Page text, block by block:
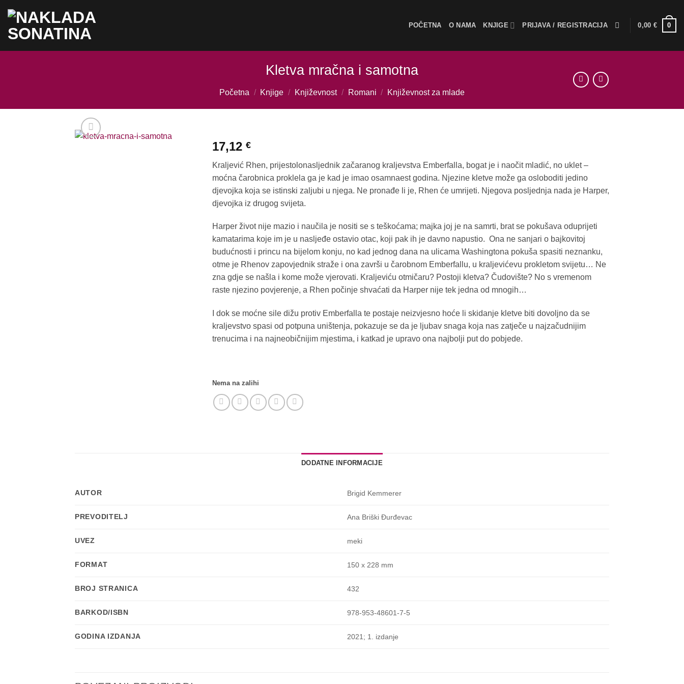
content
POČETNA O NAMA KNJIGE PRIJAVA / REGISTRACIJA 0,00 € 0
Kletva mračna i samotna
Početna / Knjige / Književnost / Romani / Književnost za mlade
17,12 €
Kraljević Rhen, prijestolonasljednik začaranog kraljevstva Emberfalla, bogat je i naočit mladić, no uklet –
moćna čarobnica proklela ga je kad je imao osamnaest godina. Njezine kletve može ga osloboditi jedino
djevojka koja se istinski zaljubi u njega. Ne pronađe li je, Rhen će umrijeti. Njegova posljednja nada je Harper,
djevojka iz drugog svijeta.
Harper život nije mazio i naučila je nositi se s teškoćama; majka joj je na samrti, brat se pokušava oduprijeti
kamatarima koje im je u nasljeđe ostavio otac, koji pak ih je davno napustio. Ona ne sanjari o bajkovitoj
budućnosti i princu na bijelom konju, no kad jednog dana na ulicama Washingtona pokuša spasiti neznanku,
otme je Rhenov zapovjednik straže i ona završi u čarobnom Emberfallu, u kraljevićevu prokletom svijetu… Ne
zna gdje se našla i kome može vjerovati. Kraljeviću otmičaru? Postoji kletva? Čudovište? No s vremenom
raste njezino povjerenje, a Rhen počinje shvaćati da Harper nije tek jedna od mnogih…
I dok se moćne sile dižu protiv Emberfalla te postaje neizvjesno hoće li skidanje kletve biti dovoljno da se
kraljevstvo spasi od potpuna uništenja, pokazuje se da je ljubav snaga koja nas zatječe u najzačudnijim
trenucima i na najneobičnijim mjestima, i katkad je upravo ona najbolji put do pobjede.
Nema na zalihi
DODATNE INFORMACIJE
AUTOR Brigid Kemmerer
PREVODITELJ Ana Briški Đurđevac
UVEZ meki
FORMAT 150 x 228 mm
BROJ STRANICA 432
BARKOD/ISBN 978-953-48601-7-5
GODINA IZDANJA 2021; 1. izdanje